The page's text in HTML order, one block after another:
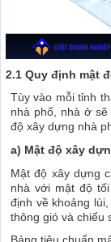
2.1 Quy định mật
Tùy vào mỗi tỉnh
nhà phố, nhà ở
độ xây dựng nhà
a) Mật độ xây
Mật độ xây dựng
nhà với mật độ
định về khoảng
thông gió và chiếu